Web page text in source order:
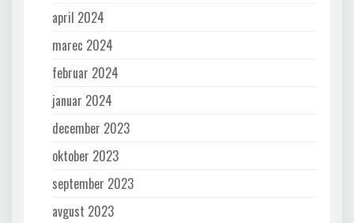
april 2024
marec 2024
februar 2024
januar 2024
december 2023
oktober 2023
september 2023
avgust 2023